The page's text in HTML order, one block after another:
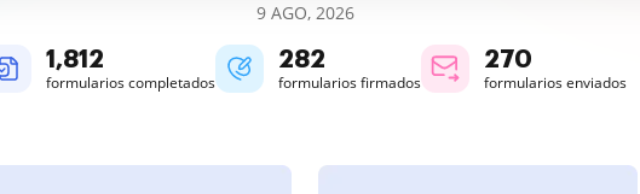
9 AGO, 2026
1,812
formularios completados
282
formularios firmados
270
formularios enviados